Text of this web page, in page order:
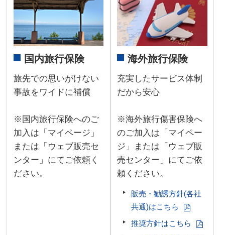
国内旅行保険
旅先での思いがけない
事故をワイドに補償
※国内旅行保険へのご
加入は「マイページ」
または「ウェブ販売セ
ンター」にてご依頼く
ださい。
海外旅行保険
充実したサービス体制
だから安心
※海外旅行傷害保険へ
のご加入は「マイペー
ジ」または「ウェブ販
売センター」にてご依
頼ください。
販売・勧誘方針(各社
共通)はこちら
推奨方針はこちら